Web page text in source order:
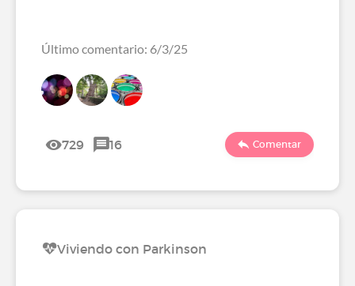
Último comentario: 6/3/25
729 16 Comentar
Viviendo con Parkinson